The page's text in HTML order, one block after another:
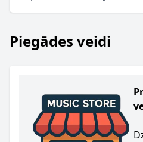
Piegādes veidi